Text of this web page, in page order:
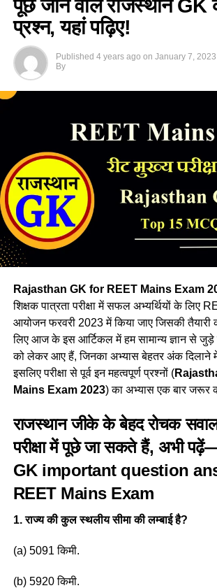
पूछे जाने वाले राजस्थान GK
प्रश्न, यहां पढ़िए!
Published 4 years ago on January 7, 2023
By
Rajasthan GK for REET Mains Exam
शिक्षक पात्रता परीक्षा में सफल अभ्यर्थियों के लिए
आयोजन फरवरी 2023 में किया जाए जिसकी तैयारी
लिए आज के इस आर्टिकल में हम सामान्य ज्ञान से जुड़े
को लेकर आए हैं, जिनका अभ्यास बेहतर अंक दिलाने
इसलिए परीक्षा से पूर्व इन महत्वपूर्ण प्रश्नों (
Mains Exam 2023) का अभ्यास एक बार जरूर
राजस्थान जीके के बेहद रोचक
परीक्षा में पूछे जा सकते हैं, अभी
GK important question
REET Mains Exam
1. राज्य की कुल स्थलीय सीमा की लम्बाई है?
(a) 5091 किमी.
(b) 5920 किमी.